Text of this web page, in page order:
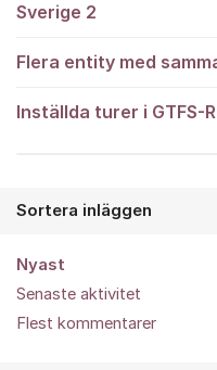
Sverige 2
Flera entity med
Inställda turer i GTFS-
Sortera inläggen
Nyast
Senaste aktivitet
Flest kommentarer